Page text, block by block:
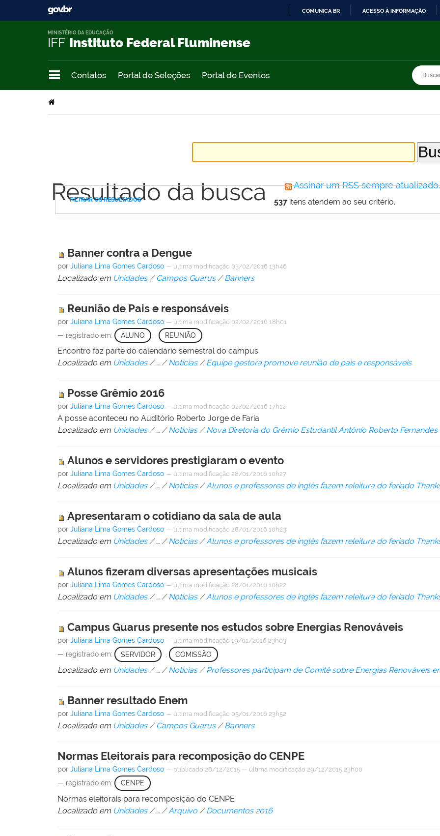
COMUNICA BR ACESSO À INFORMAÇÃO
IFF Instituto Federal Fluminense
MINISTÉRIO DA EDUCAÇÃO
Contatos Portal de Seleções Portal de Eventos
Resultado da busca Assinar um RSS sempre atualizado.
537itens atendem ao seu critério.
FILTRAR OS RESULTADOS
Banner contra a Dengue
porJuliana Lima Gomes Cardoso — última modificação 03/02/2016 13h46
Localizado em Unidades / Campos Guarus /Banners
Reunião de Pais e responsáveis
porJuliana Lima Gomes Cardoso — última modificação 02/02/2016 18h01
— registrado em: ALUNO REUNIÃO
Encontro faz parte do calendário semestral do campus.
Localizado em Unidades /…/Notícias /Equipe gestora promove reunião de pais e responsáveis
Posse Grêmio 2016
porJuliana Lima Gomes Cardoso — última modificação 02/02/2016 17h12
A posse aconteceu no Auditório Roberto Jorge de Faria
Localizado em Unidades /…/Notícias /Nova Diretoria do Grêmio Estudantil Antônio Roberto
Alunos e servidores prestigiaram o evento
porJuliana Lima Gomes Cardoso — última modificação 28/01/2016 10h27
Localizado em Unidades /…/Notícias /Alunos e professores de inglês fazem releitura do feriado
Apresentaram o cotidiano da sala de aula
porJuliana Lima Gomes Cardoso — última modificação 28/01/2016 10h23
Localizado em Unidades /…/Notícias /Alunos e professores de inglês fazem releitura do feriado
Alunos fizeram diversas apresentações musicais
porJuliana Lima Gomes Cardoso — última modificação 28/01/2016 10h22
Localizado em Unidades /…/Notícias /Alunos e professores de inglês fazem releitura do feriado
Campus Guarus presente nos estudos sobre Energias Renováveis
porJuliana Lima Gomes Cardoso — última modificação 19/01/2016 23h03
— registrado em: SERVIDOR COMISSÃO
Localizado em Unidades /…/Notícias /Professores participam de Comitê sobre Energias Renováveis
Banner resultado Enem
porJuliana Lima Gomes Cardoso — última modificação 05/01/2016 23h52
Localizado em Unidades / Campos Guarus /Banners
Normas Eleitorais para recomposição do CENPE
porJuliana Lima Gomes Cardoso — publicado 28/12/2015 — última modificação 29/12/2015 23h00
— registrado em: CENPE
Normas eleitorais para recomposição do CENPE
Localizado em Unidades /… /Arquivo /Documentos 2016